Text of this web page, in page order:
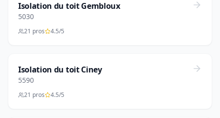
Isolation du toit Gembloux
5030
21 pros 4.5/5
Isolation du toit Ciney
5590
21 pros 4.5/5